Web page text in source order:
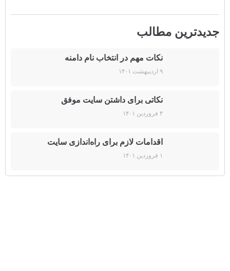
جدیدترین مطالب
نکات مهم در انتخاب نام دامنه
۹ اردیبهشت ۱۴۰۱
نکاتی برای داشتن سایت موفق
۴ فروردین ۱۴۰۱
اقدامات لازم برای راه‌اندازی سایت
۱ فروردین ۱۴۰۱